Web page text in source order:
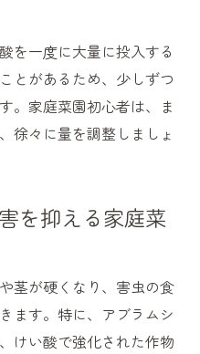
を一度に大量に投入する
とがあるため、少しずつ
。家庭菜園初心者は、ま
徐々に量を調整しましょ
を抑える家庭菜
茎が硬くなり、害虫の食
ます。特に、アブラムシ
けい酸で強化された作物